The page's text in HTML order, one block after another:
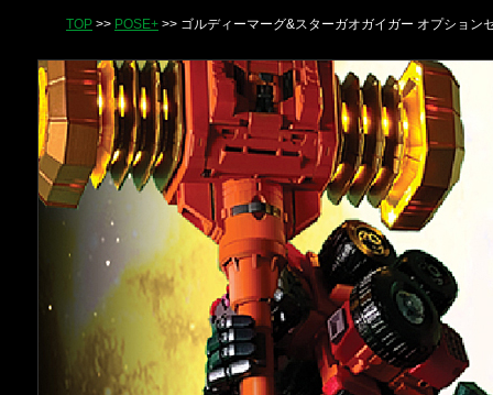
TOP >> POSE+ >> ゴルディーマーグ&スターガオガイガー オプション